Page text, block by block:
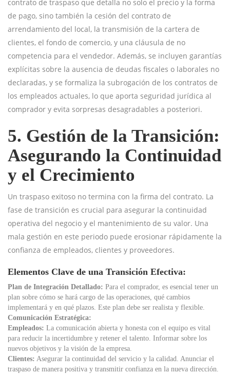
contrato de traspaso que detalla no solo el precio y la forma
de pago, sino también la cesión del contrato de
arrendamiento del local, la transmisión de la cartera de
clientes, el fondo de comercio, y una cláusula de no
competencia para el vendedor. Además, se incluyen garantías
explícitas sobre la ausencia de deudas fiscales o laborales no
declaradas, y se formaliza la subrogación de los contratos de
los empleados actuales, lo que aporta seguridad jurídica al
comprador y evita sorpresas desagradables a posteriori.
5. Gestión de la Transición:
Asegurando la Continuidad
y el Crecimiento
Un traspaso exitoso no termina con la firma del contrato. La
fase de transición es crucial para asegurar la continuidad
operativa del negocio y el mantenimiento de su valor. Una
mala gestión en este periodo puede erosionar rápidamente la
confianza de empleados, clientes y proveedores.
Elementos Clave de una Transición Efectiva:
Plan de Integración Detallado: Para el comprador, es esencial tener un
plan sobre cómo se hará cargo de las operaciones, qué cambios
implementará y en qué plazos. Este plan debe ser realista y flexible.
Comunicación Estratégica:
Empleados: La comunicación abierta y honesta con el equipo es vital
para reducir la incertidumbre y retener el talento. Informar sobre los
nuevos objetivos y la visión de la empresa.
Clientes: Asegurar la continuidad del servicio y la calidad. Anunciar el
traspaso de manera positiva y transmitir confianza en la nueva dirección.